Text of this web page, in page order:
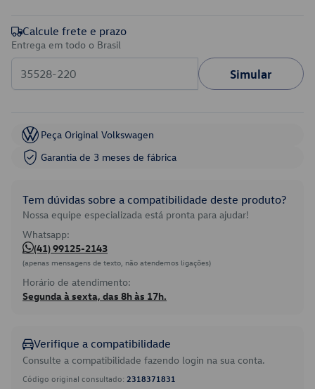
Calcule frete e prazo
Entrega em todo o Brasil
Simular
Peça Original Volkswagen
Garantia de 3 meses de fábrica
Tem dúvidas sobre a compatibilidade deste produto?
Nossa equipe especializada está pronta para ajudar!
Whatsapp:
(41) 99125-2143
(apenas mensagens de texto, não atendemos ligações)
Horário de atendimento:
Segunda à sexta, das 8h às 17h.
Verifique a compatibilidade
Consulte a compatibilidade fazendo login na sua conta.
Código original consultado: 2318371831